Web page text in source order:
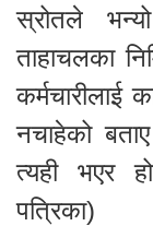
स्रोतले
ताहाचलका
नचाहेको
त्यही भएर
पत्रिका)